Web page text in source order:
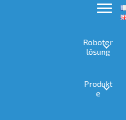
Roboter
lösung
Produkt
e